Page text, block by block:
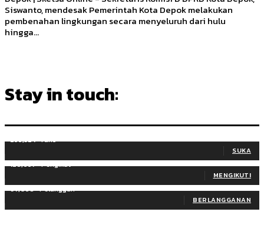
Siswanto, mendesak Pemerintah Kota Depok melakukan
pembenahan lingkungan secara menyeluruh dari hulu
hingga...
Stay in touch:
255,324 Fans
SUKA
128,657 Pengikut
MENGIKUTI
97,058 Pelanggan
BERLANGGANAN